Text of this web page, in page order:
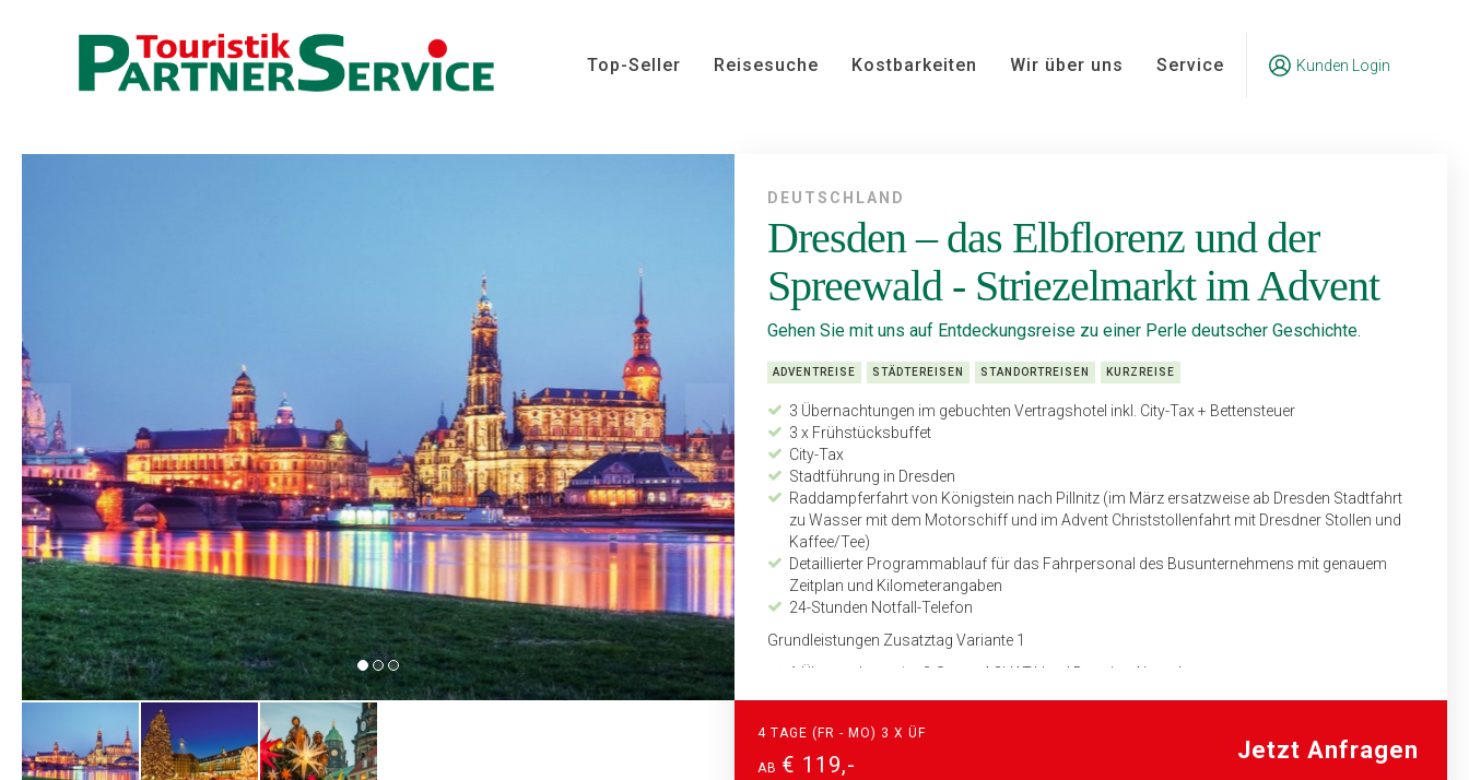
Top-Seller Reisesuche Kostbarkeiten Wir über uns Service Kunden Login
DEUTSCHLAND
Dresden – das Elbflorenz und der
Spreewald - Striezelmarkt im Advent
Gehen Sie mit uns auf Entdeckungsreise zu einer Perle deutscher Geschichte.
ADVENTREISE STÄDTEREISEN STANDORTREISEN KURZREISE
3 Übernachtungen im gebuchten Vertragshotel inkl. City-Tax + Bettensteuer
3 x Frühstücksbuffet
City-Tax
Stadtführung in Dresden
Raddampferfahrt von Königstein nach Pillnitz (im März ersatzweise ab Dresden Stadtfahrt
zu Wasser mit dem Motorschiff und im Advent Christstollenfahrt mit Dresdner Stollen und
Kaffee/Tee)
Detaillierter Programmablauf für das Fahrpersonal des Busunternehmens mit genauem
Zeitplan und Kilometerangaben
24-Stunden Notfall-Telefon
Grundleistungen Zusatztag Variante 1
1 Übernachtung im 3-Sterne ACHAT-Hotel Dresden Altstadt
Kremserfahrt „Rund um Lübbenau“
Spreewald-Buffet als Mittagessen
4 TAGE (FR - MO) 3 X ÜF
AB € 119,-
Jetzt Anfragen